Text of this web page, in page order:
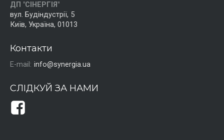
ДП "СІНЕРГІЯ"
вул. Будіндустрії, 5
Київ, Україна, 01013
Контакти
E-mail: info@synergia.ua
СЛІДКУЙ ЗА НАМИ